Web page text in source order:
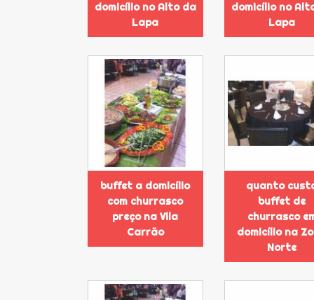
domicílio no Alto da
Lapa
domicílio no
Lapa
buffet a domicílio
com churrasco
preço na Vila
Carrão
quanto
buffet de
churrasco
domicílio na
Norte